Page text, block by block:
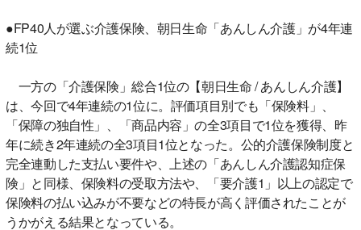
●FP40人が選ぶ介護保険、朝日生命「あんしん介護」が4年連
続1位
一方の「介護保険」総合1位の【朝日生命 / あんしん介護】
は、今回で4年連続の1位に。評価項目別でも「保険料」、
「保障の独自性」、「商品内容」の全3項目で1位を獲得、昨
年に続き2年連続の全3項目1位となった。公的介護保険制度と
完全連動した支払い要件や、上述の「あんしん介護認知症保
険」と同様、保険料の受取方法や、「要介護1」以上の認定で
保険料の払い込みが不要などの特長が高く評価されたことが
うかがえる結果となっている。